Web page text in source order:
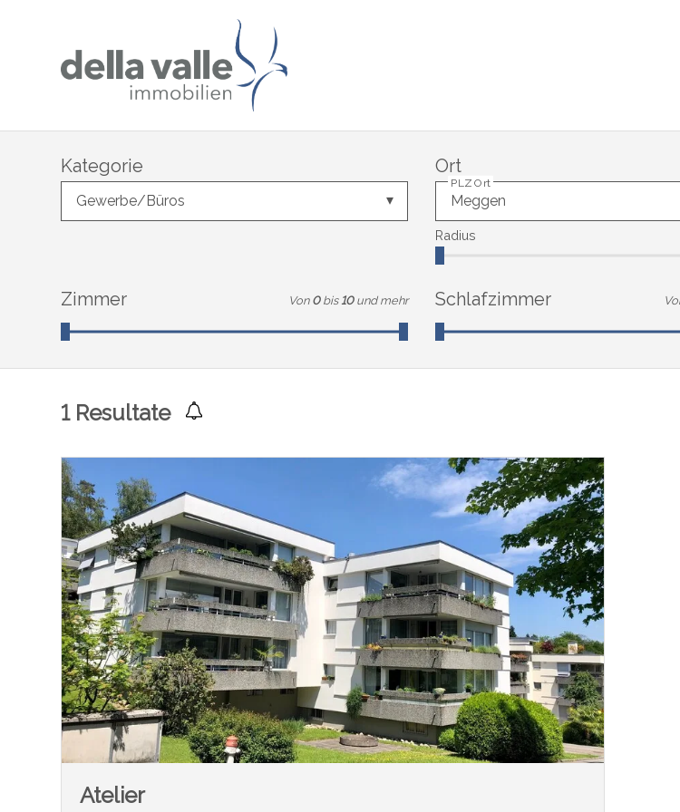
Kategorie
Gewerbe/Büros
Ort
PLZ Ort
Radius
Zimmer Von 0 bis 10 und mehr Schlafzimmer
1Resultate
Atelier